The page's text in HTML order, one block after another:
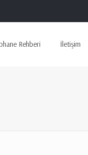
Rehberi İletişim